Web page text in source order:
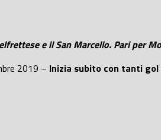
e il San Marcello. Pari per
2019 – Inizia subito con tanti gol